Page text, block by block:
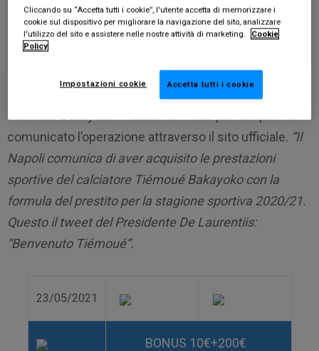
Tiemoue Bakayoko in azzurro. Il club partenopeo ha
comunicato l’operazione attraverso il sito ufficiale. “Il
Napoli comunica di aver acquisito le prestazioni
sportive del calciatore Tiémoué Bakayoko con la
formula del prestito per la stagione sportiva 2020/21.
Questo il tweet del Presidente De Laurentiis:
“Benvenuto Tiémoué”.
23/05/2021
BONUS 10€+200€
Cliccando su “Accetta tutti i cookie”, l'utente accetta di memorizzare i
cookie sul dispositivo per migliorare la navigazione del sito, analizzare
l'utilizzo del sito e assistere nelle nostre attività di marketing.
Cookie
Policy
Accetta tutti i cookie
Impostazioni cookie